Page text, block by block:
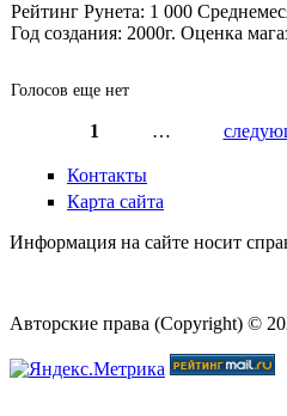
Рейтинг Рунета: 1 000
Год создания: 2000г. Оценка
Голосов еще нет
1 …
Контакты
Карта сайта
Информация на сайте носит
Авторские права (Copyright) ©